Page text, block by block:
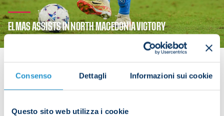
Consenso Dettagli Informazioni sui cookie
Questo sito web utilizza i cookie
17/10/2023
ELMAS ASSISTS IN NORTH MACEDONIA VICTORY
Macedonia’s friendly against Armenia on Tuesday.